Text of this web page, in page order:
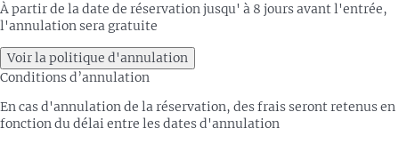
À partir de la date de réservation jusqu' à 8 jours avant l'entrée,
l'annulation sera gratuite
Voir la politique d'annulation
Conditions d’annulation
En cas d'annulation de la réservation, des frais seront retenus en
fonction du délai entre les dates d'annulation